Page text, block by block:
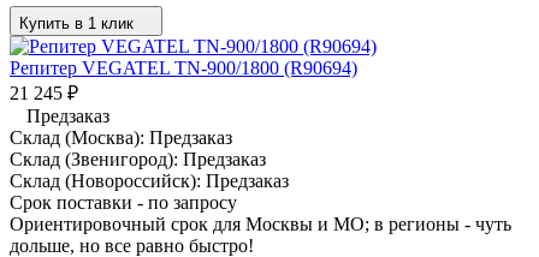
Купить в 1 клик
Репитер VEGATEL TN-900/1800 (R90694)
21 245 ₽
Предзаказ
Склад (Москва): Предзаказ
Склад (Звенигород): Предзаказ
Склад (Новороссийск): Предзаказ
Срок поставки - по запросу
Ориентировочный срок для Москвы и МО; в регионы - чуть
дольше, но все равно быстро!